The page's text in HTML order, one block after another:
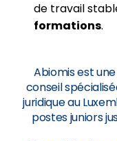
de travail
formations.
Abiomis est
conseil
juridique au
postes juniors